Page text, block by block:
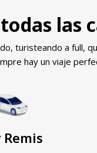
las
turisteando a full,
hay un viaje